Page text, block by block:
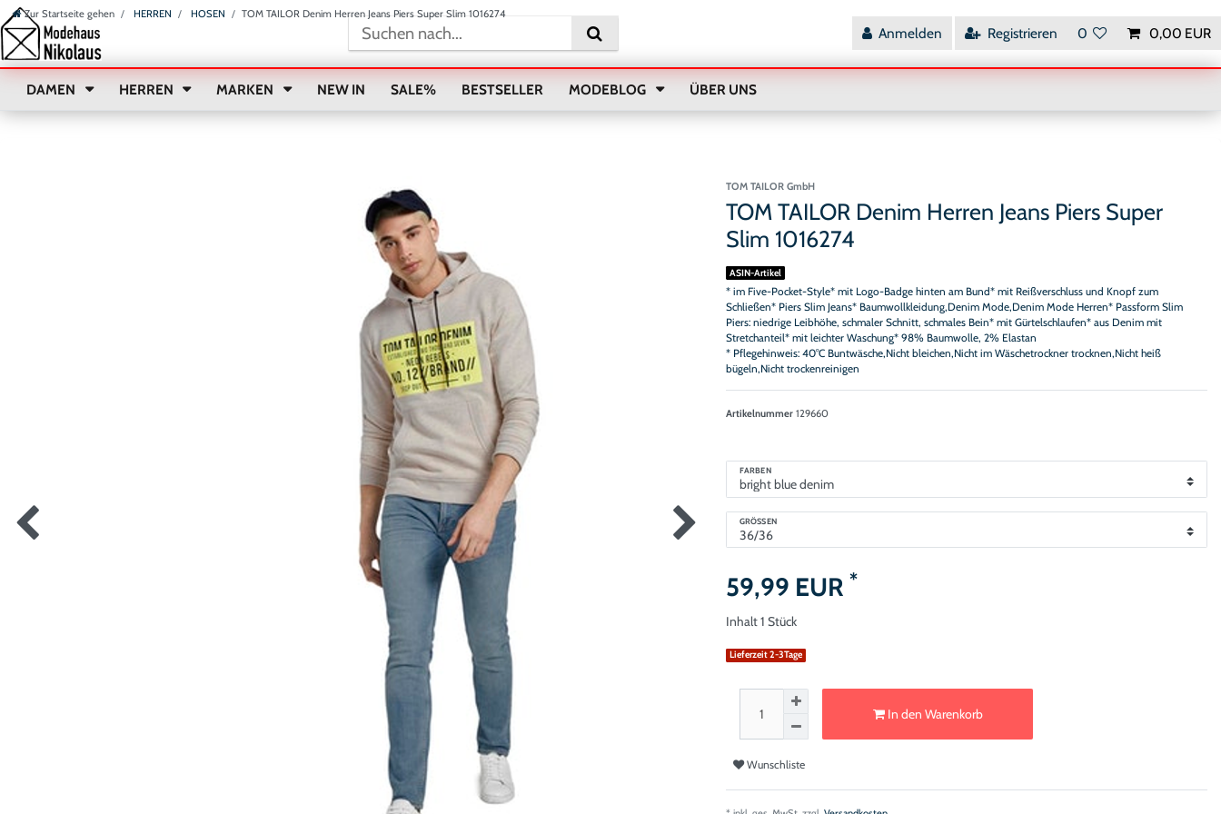
Zur Startseite gehen HERREN HOSEN TOM TAILOR Denim Herren Jeans Piers Super Slim 1016274
Anmelden Registrieren 0 0,00 EUR
DAMEN HERREN MARKEN NEW IN SALE% BESTSELLER MODEBLOG ÜBER UNS
TOM TAILOR GmbH
TOM TAILOR Denim Herren Jeans Piers Super
Slim 1016274
ASIN-Artikel
* im Five-Pocket-Style* mit Logo-Badge hinten am Bund* mit Reißverschluss und Knopf zum
Schließen* Piers Slim Jeans* Baumwollkleidung,Denim Mode,Denim Mode Herren* Passform Slim
Piers: niedrige Leibhöhe, schmaler Schnitt, schmales Bein* mit Gürtelschlaufen* aus Denim mit
Stretchanteil* mit leichter Waschung* 98% Baumwolle, 2% Elastan
* Pflegehinweis: 40°C Buntwäsche,Nicht bleichen,Nicht im Wäschetrockner trocknen,Nicht heiß
bügeln,Nicht trockenreinigen
Artikelnummer 129660
FARBEN
GRÖSSEN
59,99 EUR *
Inhalt1 Stück
Lieferzeit 2-3Tage
In den Warenkorb
Wunschliste